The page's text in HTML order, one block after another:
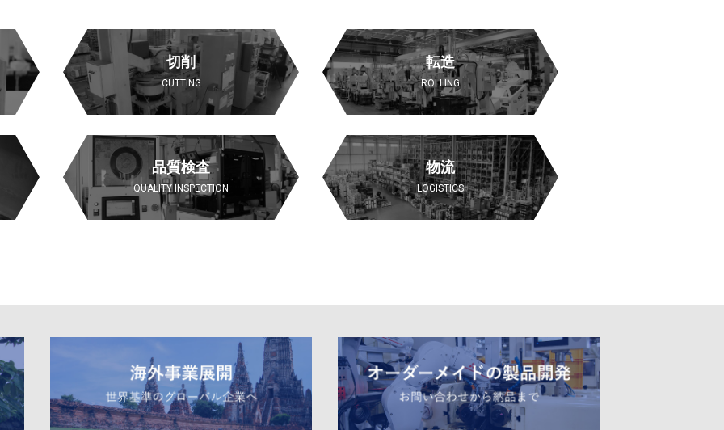
切削
CUTTING
転造
ROLLING
品質検査
QUALITY INSPECTION
物流
LOGISTICS